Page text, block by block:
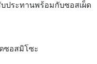
ประทานพร้อมกับซอสเผ็ด
ซอสมิโซะ